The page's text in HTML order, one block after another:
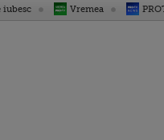
iubesc Vremea